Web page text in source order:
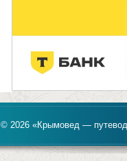
© 2026 «Крымовед —